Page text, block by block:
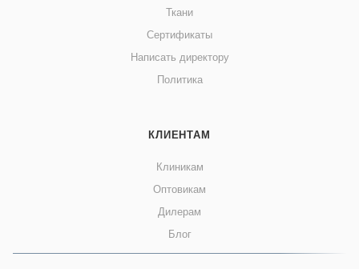
Ткани
Сертификаты
Написать директору
Политика
КЛИЕНТАМ
Клиникам
Оптовикам
Дилерам
Блог